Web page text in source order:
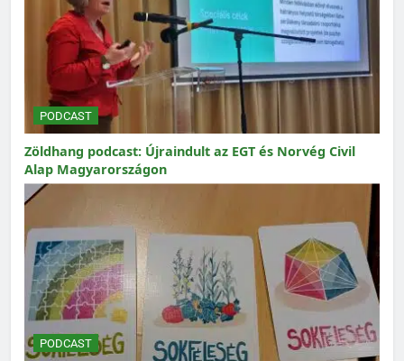
PODCAST
Zöldhang podcast: Újraindult az EGT és Norvég Civil
Alap Magyarországon
PODCAST